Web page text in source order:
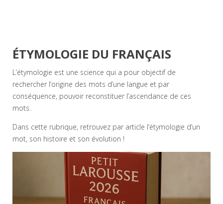
ÉTYMOLOGIE DU FRANÇAIS
L’étymologie est une science qui a pour objectif de
rechercher l’origine des mots d’une langue et par
conséquence, pouvoir reconstituer l’ascendance de ces
mots.
Dans cette rubrique, retrouvez par article l’étymologie d’un
mot, son histoire et son évolution !